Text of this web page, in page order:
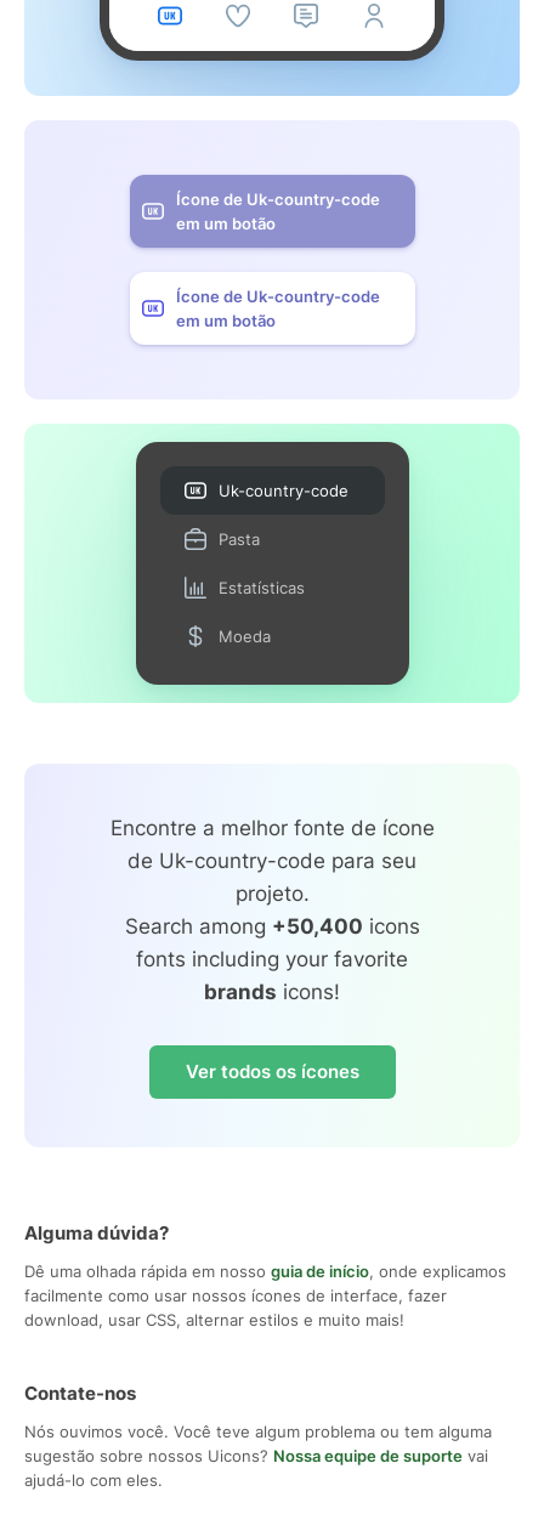
Ícone de Uk-country-code
em um botão
Ícone de Uk-country-code
em um botão
Uk-country-code
Pasta
Estatísticas
Moeda
Encontre a melhor fonte de ícone
de Uk-country-code para seu
projeto.
Search among +50,400 icons
fonts including your favorite
brands icons!
Ver todos os ícones
Alguma dúvida?
Dê uma olhada rápida em nosso guia de início, onde explicamos
facilmente como usar nossos ícones de interface, fazer
download, usar CSS, alternar estilos e muito mais!
Contate-nos
Nós ouvimos você. Você teve algum problema ou tem alguma
sugestão sobre nossos Uicons? Nossa equipe de suporte vai
ajudá-lo com eles.